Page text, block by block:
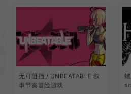
无可阻挡 / UNBEATABLE 叙
事节奏冒险游戏